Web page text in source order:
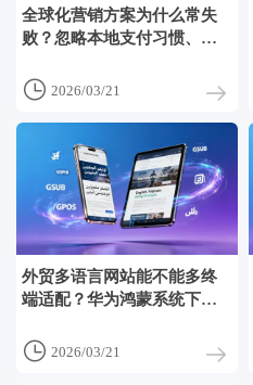
全球化营销方案为什么常失
败？忽略本地支付习惯、物
的3个典型案例
 2026/03/21
外贸多语言网站能不能多终
端适配？华为鸿蒙系统下多
果
 2026/03/21